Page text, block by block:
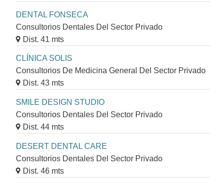
DENTAL FONSECA
Consultorios Dentales Del Sector Privado
Dist. 41 mts
CLÍNICA SOLIS
Consultorios De Medicina General Del Sector Privado
Dist. 43 mts
SMILE DESIGN STUDIO
Consultorios Dentales Del Sector Privado
Dist. 44 mts
DESERT DENTAL CARE
Consultorios Dentales Del Sector Privado
Dist. 46 mts